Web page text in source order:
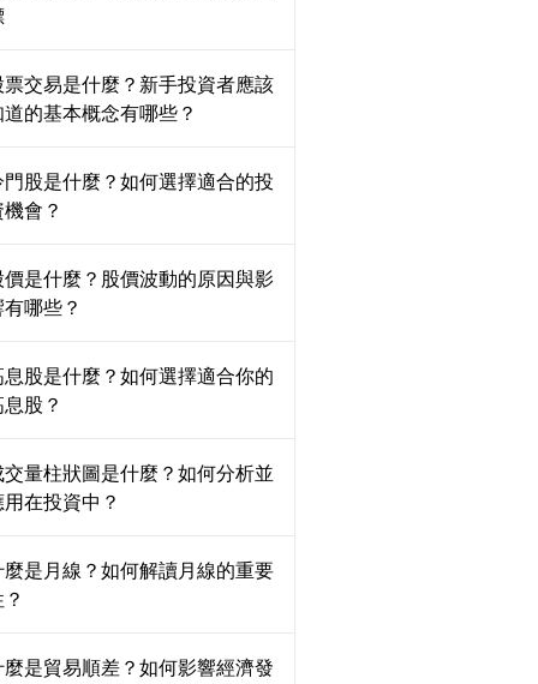
票交易是什麼？新手投資者應該
道的基本概念有哪些？
門股是什麼？如何選擇適合的投
會？
價是什麼？股價波動的原因與影
有哪些？
息股是什麼？如何選擇適合你的
股？
交量柱狀圖是什麼？如何分析並
用在投資中？
麼是月線？如何解讀月線的重要
麼是貿易順差？如何影響經濟發